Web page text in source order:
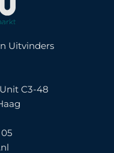
Uitvinders
C3-48